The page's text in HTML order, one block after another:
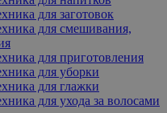
для заготовок
для смешивания,
для приготовления
для уборки
для глажки
для ухода за волосами